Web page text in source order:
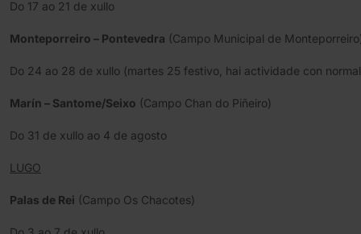
Do 17 ao 21 de xullo
Monteporreiro – Pontevedra (Campo Municipal de Monteporreiro)
Do 24 ao 28 de xullo (martes 25 festivo, hai actividade con
Marín – Santome/Seixo (Campo Chan do Piñeiro)
Do 31 de xullo ao 4 de agosto
LUGO
Palas de Rei (Campo Os Chacotes)